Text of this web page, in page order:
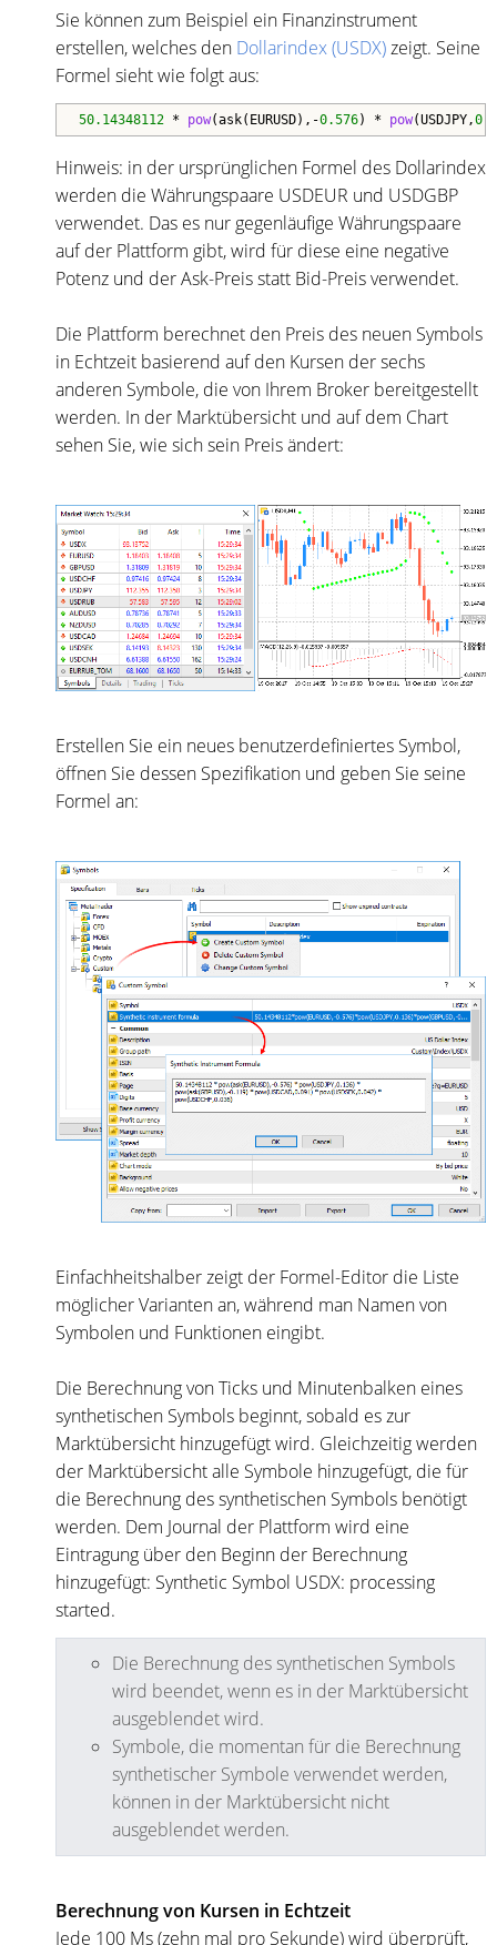
Sie können zum Beispiel ein Finanzinstrument
erstellen, welches den Dollarindex (USDX)zeigt. Seine
Formel sieht wie folgt aus:
50.14348112 * pow(ask(EURUSD),-0.576) * pow(USDJPY,
Hinweis: in der ursprünglichen Formel des Dollarindex
werden die Währungspaare USDEUR und USDGBP
verwendet. Das es nur gegenläufige Währungspaare
auf der Plattform gibt, wird für diese eine negative
Potenz und der Ask-Preis statt Bid-Preis verwendet.
Die Plattform berechnet den Preis des neuen Symbols
in Echtzeit basierend auf den Kursen der sechs
anderen Symbole, die von Ihrem Broker bereitgestellt
werden. In der Marktübersicht und auf dem Chart
sehen Sie, wie sich sein Preis ändert:
Erstellen Sie ein neues benutzerdefiniertes Symbol,
öffnen Sie dessen Spezifikation und geben Sie seine
Formel an:
Einfachheitshalber zeigt der Formel-Editor die Liste
möglicher Varianten an, während man Namen von
Symbolen und Funktionen eingibt.
Die Berechnung von Ticks und Minutenbalken eines
synthetischen Symbols beginnt, sobald es zur
Marktübersicht hinzugefügt wird. Gleichzeitig werden
der Marktübersicht alle Symbole hinzugefügt, die für
die Berechnung des synthetischen Symbols benötigt
werden. Dem Journal der Plattform wird eine
Eintragung über den Beginn der Berechnung
hinzugefügt: Synthetic Symbol USDX: processing
started.
Die Berechnung des synthetischen Symbols
wird beendet, wenn es in der Marktübersicht
ausgeblendet wird.
Symbole, die momentan für die Berechnung
synthetischer Symbole verwendet werden,
können in der Marktübersicht nicht
ausgeblendet werden.
Berechnung von Kursen in Echtzeit
Jede 100 Ms (zehn mal pro Sekunde) wird überprüft,